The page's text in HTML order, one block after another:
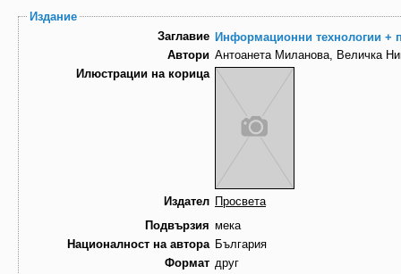
Издание
Заглавие Информационни технологии +
Автори Антоанета Миланова, Величка
Илюстрации на корица
Издател Просвета
Подвързия мека
Националност на автора България
Формат друг